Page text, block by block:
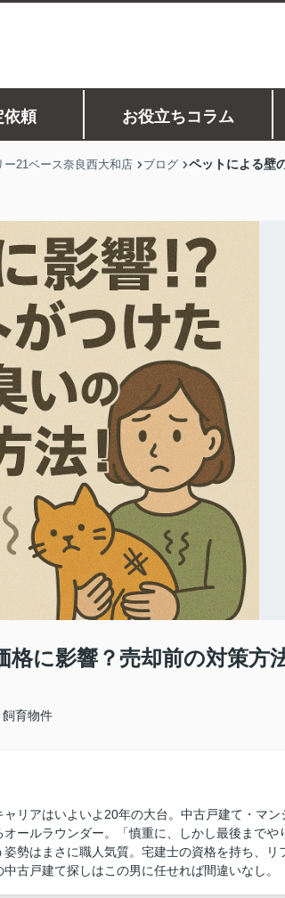
依頼 お役立ちコラム
ー21ベース奈良西大和店 ブログ ペットによる壁
に影響？売却前の対策方
育物件
リアはいよいよ20年の大台。中古戸建て・マン
ールラウンダー。「慎重に、しかし最後までや
勢はまさに職人気質。宅建士の資格を持ち、リ
古戸建て探しはこの男に任せれば間違いなし。